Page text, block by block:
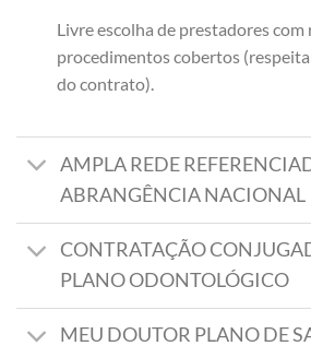
Livre escolha de prestadores com
procedimentos cobertos
do contrato).
AMPLA REDE
ABRANGÊNCIA NACIONAL
CONTRATAÇÃO
PLANO ODONTOLÓGICO
MEU DOUTOR PLANO DE